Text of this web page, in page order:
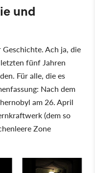
und
Ach ja, die
fünf Jahren
Für alle, die es
Nach dem
am 26. April
(dem so
Zone